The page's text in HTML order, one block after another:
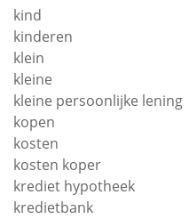
kind
kinderen
klein
kleine
kleine persoonlijke lening
kopen
kosten
kosten koper
krediet hypotheek
kredietbank